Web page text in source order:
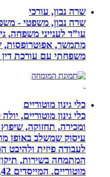
שרה נבון, עורכי
שרה נבון, משפטי - משפחתי,
עו”ד לענייני משפחה, גישור
מתמשך, אפוטרופסות,
משפחתי עם עורכת דין
כלי גינון מוטוריים
כלי גינון מוטוריים, יולה
ומכירה, תחזוקה, שיפוץ
עיסוק שמשלב באופן
לעבודה פיזית ולהיבט
המתמחה בשירות, תיקון
מוטוריים. המייסדים 42, כפר דניאל